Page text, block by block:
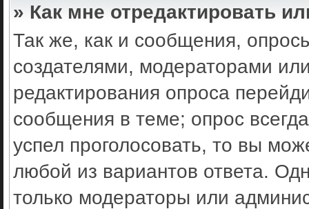
» Как мне отредактировать
Так же, как и сообщения,
создателями, модераторами
редактирования опроса
сообщения в теме; опрос
успел проголосовать, то вы
любой из вариантов ответа.
только модераторы или